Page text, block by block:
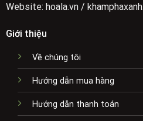
Website: hoala.vn /
Giới thiệu
Về chúng tôi
Hướng dẫn mua hàng
Hướng dẫn thanh toán